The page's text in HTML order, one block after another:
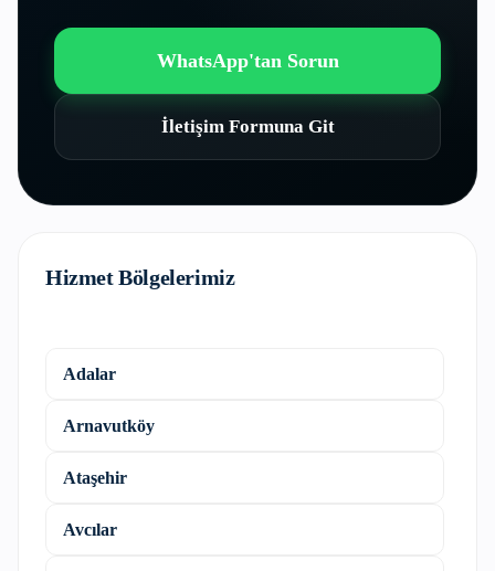
WhatsApp'tan Sorun
İletişim Formuna Git
Hizmet Bölgelerimiz
Adalar
Arnavutköy
Ataşehir
Avcılar